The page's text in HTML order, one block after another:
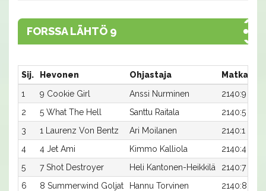
FORSSA LÄHTÖ 9
Sij. Hevonen Ohjastaja
1
9 Cookie Girl Anssi Nurminen
2140:9
2
5 What The Hell Santtu Raitala
2140:5
3
1 Laurenz Von Bentz Ari Moilanen
2140:1
4
4 Jet Ami Kimmo Kalliola
2140:4
5
7 Shot Destroyer Heli Kantonen-Heikkilä
2140:7
6
8 Summerwind Goljat Hannu Torvinen
2140:8